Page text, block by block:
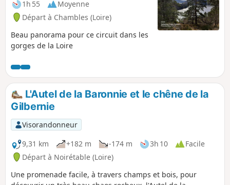
1h 55
Moyenne
Départ à Chambles (Loire)
Beau panorama pour ce circuit dans les
gorges de la Loire
L'Autel de la Baronnie et le chêne de la
Gilbernie
Visorandonneur
9,31 km
+182 m -174 m 3h 10
Facile
Départ à Noirétable (Loire)
Une promenade facile, à travers champs et bois, pour